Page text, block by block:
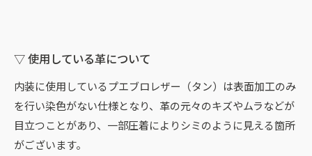
▽ 使用している革について
内装に使用しているプエブロレザー（タン）は表面加工のみ
を行い染色がない仕様となり、革の元々のキズやムラなどが
目立つことがあり、一部圧着によりシミのように見える箇所
がございます。